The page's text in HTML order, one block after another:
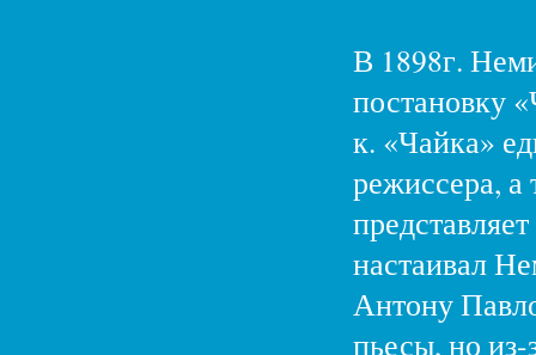
В 1898г.
постановку
к. «Чайка»
режиссера,
настаивал
Антону
пьесы, но из-